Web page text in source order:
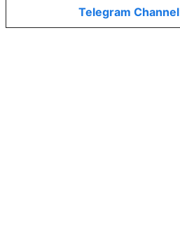
Telegram Channel